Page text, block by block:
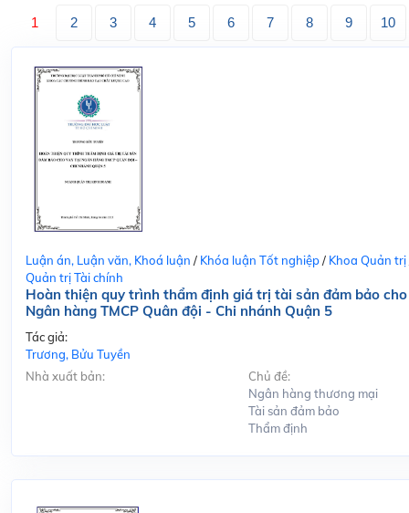
1 2 3 4 5 6 7 8 9 10
Luận án, Luận văn, Khoá luận / Khóa luận Tốt nghiệp/ Khoa Quản trị
Quản trị Tài chính
Hoàn thiện quy trình thẩm định giá trị tài sản đảm bảo
Ngân hàng TMCP Quân đội - Chi nhánh Quận 5
Tác giả:
Trương, Bửu Tuyền
Nhà xuất bản:
Chủ đề:
Ngân hàng thương mại
Tài sản đảm bảo
Thẩm định